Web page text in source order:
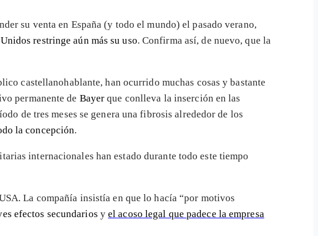
su venta en España (y todo el mundo) el pasado verano,
restringe aún más su uso. Confirma así, de nuevo, que la
castellanohablante, han ocurrido muchas cosas y bastante
permanente de Bayer que conlleva la inserción en las
de tres meses se genera una fibrosis alrededor de los
la concepción.
internacionales han estado durante todo este tiempo
La compañía insistía en que lo hacía “por motivos
efectos secundarios yel acoso legal que padece la empresa